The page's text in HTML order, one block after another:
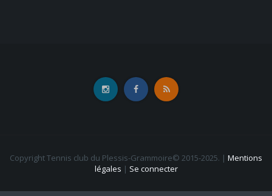
Copyright Tennis club du Plessis-Grammoire© 2015-2025. | Mentions
légales | Se connecter